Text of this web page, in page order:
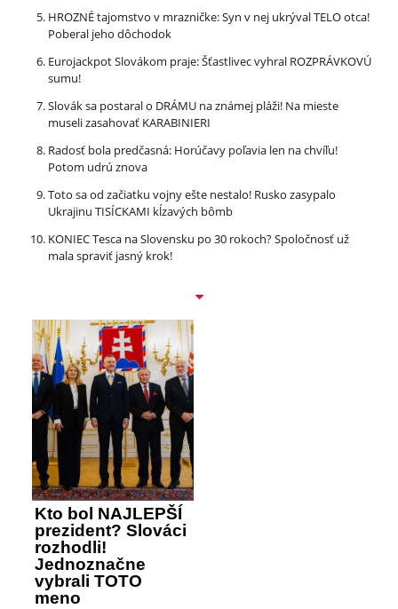
HROZNÉ tajomstvo v mrazničke: Syn v nej ukrýval TELO otca!
Poberal jeho dôchodok
Eurojackpot Slovákom praje: Šťastlivec vyhral ROZPRÁVKOVÚ
sumu!
Slovák sa postaral o DRÁMU na známej pláži! Na mieste
museli zasahovať KARABINIERI
Radosť bola predčasná: Horúčavy poľavia len na chvíľu!
Potom udrú znova
Toto sa od začiatku vojny ešte nestalo! Rusko zasypalo
Ukrajinu TISÍCKAMI kĺzavých bômb
KONIEC Tesca na Slovensku po 30 rokoch? Spoločnosť už
mala spraviť jasný krok!
Kto bol NAJLEPŠÍ
prezident? Slováci
rozhodli!
Jednoznačne
vybrali TOTO
meno